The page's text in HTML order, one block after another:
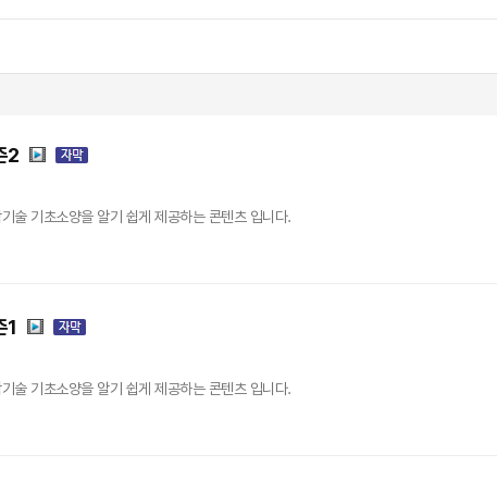
2
술 기초소양을 알기 쉽게 제공하는 콘텐츠 입니다.
1
술 기초소양을 알기 쉽게 제공하는 콘텐츠 입니다.